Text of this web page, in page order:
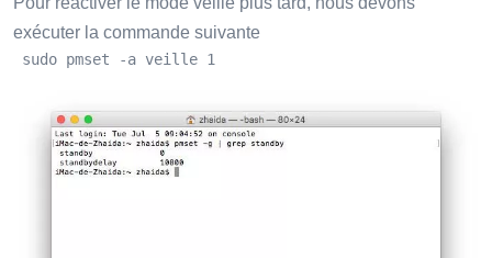
exécuter la commande suivante
sudo pmset -a veille 1